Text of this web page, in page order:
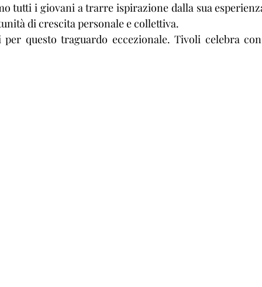
tutti i giovani a trarre ispirazione dalla sua
di crescita personale e collettiva.​
per questo traguardo eccezionale. Tivoli celebra